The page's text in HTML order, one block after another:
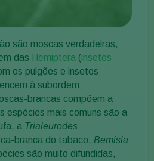
são moscas verdadeiras,
das Hemiptera (insetos
os pulgões e insetos
à subordem
brancas compõem a
espécies mais comuns são a
a Trialeurodes
branca do tabaco, Bemisia
são muito difundidas,